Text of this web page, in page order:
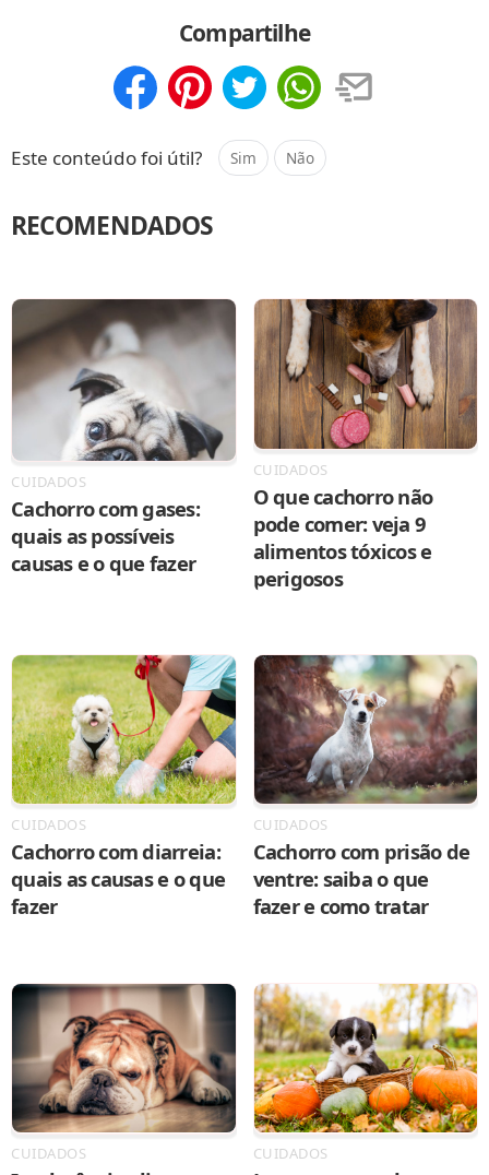
Compartilhe
Este conteúdo foi útil? Sim Não
RECOMENDADOS
CUIDADOS
Cachorro com gases:
quais as possíveis
causas e o que fazer
CUIDADOS
O que cachorro não
pode comer: veja 9
alimentos tóxicos e
perigosos
CUIDADOS
Cachorro com diarreia:
quais as causas e o que
fazer
CUIDADOS
Cachorro com prisão de
ventre: saiba o que
fazer e como tratar
CUIDADOS CUIDADOS